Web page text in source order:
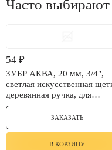
Часто
54 ₽
ЗУБР АКВА, 20 мм, 3/4",
светлая искусственная
деревянная ручка, для
воднодисперсионных и
акриловых ЛКМ, плоская
(4-01007-020)
ЗАКАЗАТЬ
В КОРЗИНУ